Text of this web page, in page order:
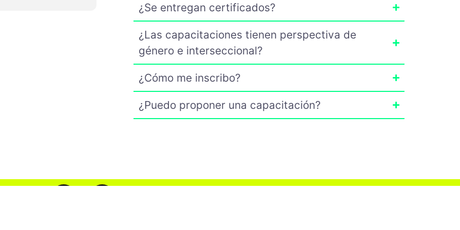
¿Se entregan certificados?
¿Las capacitaciones tienen perspectiva de
género e interseccional?
¿Cómo me inscribo?
¿Puedo proponer una capacitación?